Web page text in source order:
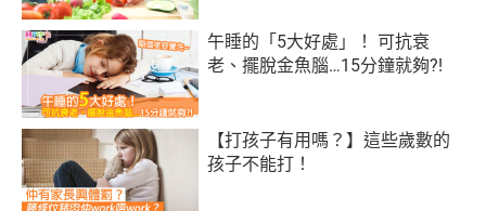
午睡的「5大好處」！ 可抗衰
老、擺脫金魚腦…15分鐘就夠?!
【打孩子有用嗎？】這些歲數的
孩子不能打！